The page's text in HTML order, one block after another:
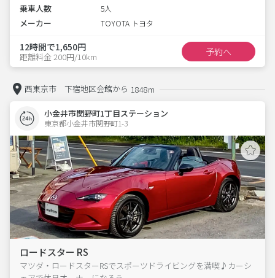
乗車人数 5人
メーカー TOYOTA トヨタ
12時間で1,650円
距離料金 200円/10km 予約へ
西東京市 下宿地区会館から 1848m
小金井市関野町1丁目ステーション
東京都小金井市関野町1-3
ロードスター RS
マツダ・ロードスターRSでスポーツドライビングを満喫♪カーシ